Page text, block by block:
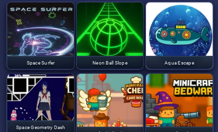
Space Surfer Neon Ball Slope Aqua Escape
Space Geometry Dash